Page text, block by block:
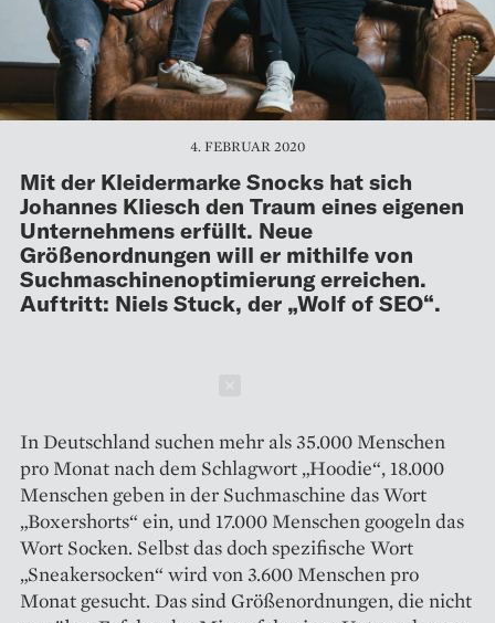
4. FEBRUAR 2020
Mit der Kleidermarke Snocks hat sich
Johannes Kliesch den Traum eines eigenen
Unternehmens erfüllt. Neue
Größenordnungen will er mithilfe von
Suchmaschinenoptimierung erreichen.
Auftritt: Niels Stuck, der „Wolf of SEO“.
In Deutschland suchen mehr als 35.000 Menschen
pro Monat nach dem Schlagwort „Hoodie“, 18.000
Menschen geben in der Suchmaschine das Wort
„Boxershorts“ ein, und 17.000 Menschen googeln das
Wort Socken. Selbst das doch spezifische Wort
„Sneakersocken“ wird von 3.600 Menschen pro
Monat gesucht. Das sind Größenordnungen, die nicht